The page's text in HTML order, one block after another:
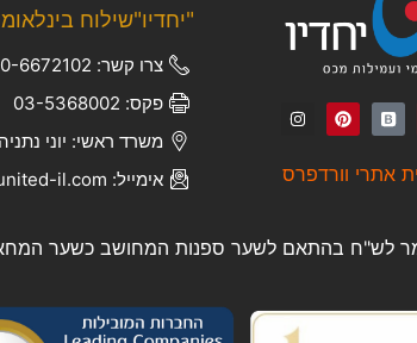
אתרי וורדפרס
"יחדיו"שילוח
צרו קשר: 050-6672102
פקס: 03-5368002
משרד ראשי: יוני נתניהו 4, אור יהודה,
אימייל: ofir.k@united-il.com
לש"ח בהתאם לשער ספנות המחושב כשער